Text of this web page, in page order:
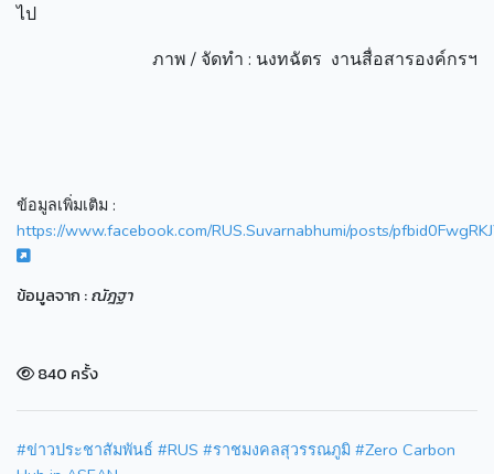
ไป
ภาพ / จัดทำ : นงทฉัตร งานสื่อสารองค์กรฯ
ข้อมูลเพิ่มเติม :
https://www.facebook.com/RUS.Suvarnabhumi/posts/
ข้อมูลจาก :ณัฎฐา
840 ครั้ง
#ข่าวประชาสัมพันธ์ #RUS #ราชมงคลสุวรรณภูมิ #Zero Carbon